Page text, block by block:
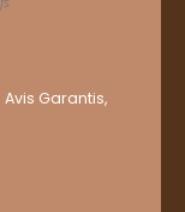
Garantis,